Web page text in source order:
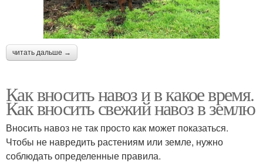
читать дальше →
Как вносить навоз и в какое время.
Как вносить свежий навоз в землю
Вносить навоз не так просто как может показаться.
Чтобы не навредить растениям или земле, нужно
соблюдать определенные правила.